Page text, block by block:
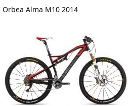
Orbea Alma M10 2014